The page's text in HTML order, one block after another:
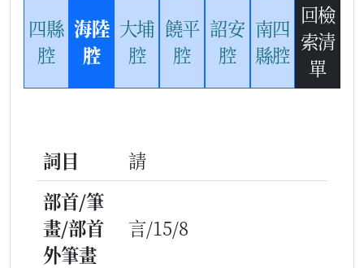
四縣
腔
海陸
腔
大埔
腔
饒平
腔
詔安
腔
南四
縣腔
回檢
索清
單
詞目
請
部首/筆
畫/部首
外筆畫
言/15/8